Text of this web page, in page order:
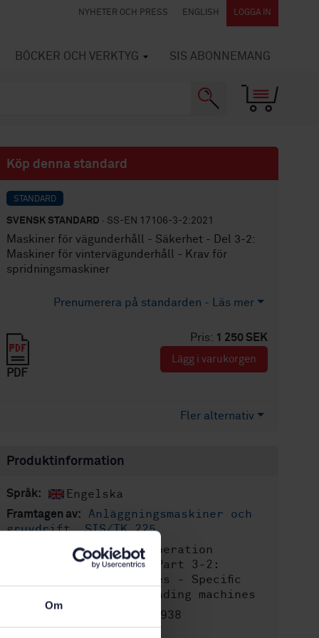
Om
NYHETER OCH PRESS ENGLISH LOGGA IN
BÖCKER OCH VERKTYG SIS ABONNEMANG
Köp denna standard
STANDARD
SVENSK STANDARD · SS-EN 17106-3-2:2021
Maskiner för vägunderhåll - Säkerhet - Del 3-2:
Maskiner för vintervägunderhåll - Krav för
spridningsmaskiner
Prenumerera på standarden - Läs mer
Pris: 1 250 SEK
PDF
Lägg i varukorgen
Fler alternativ
Produktinformation
Språk: Engelska
Framtagen av:
Anläggningsmaskiner och
gruvdrift, SIS/TK 225
Internationell titel:Road operation
machinery - Safety - Part 3-2:
Winter service machines - Specific
requirements for spreading machines
STD-80031938